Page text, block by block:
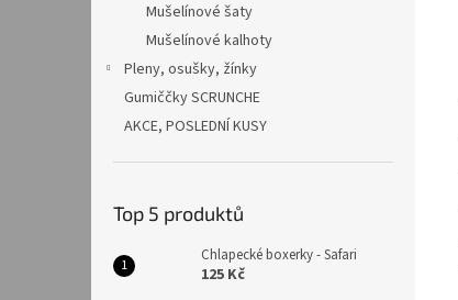
Mušelínové šaty
Mušelínové kalhoty
Pleny, osušky, žínky
Gumiččky SCRUNCHE
AKCE, POSLEDNÍ KUSY
Top 5 produktů
Chlapecké boxerky - Safari
125 Kč